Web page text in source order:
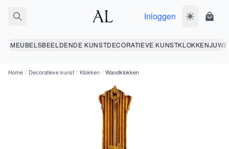
Inloggen Wissel
MEUBELSBEELDENDE KUNSTDECORATIEVE KUNSTKLOKKEN
Home / Decoratieve kunst / Klokken / Wandklokken